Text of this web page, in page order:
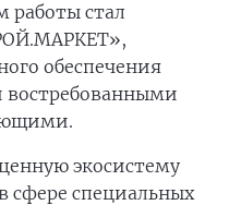
работы стал
обеспечения
востребованными
экосистему
сфере специальных